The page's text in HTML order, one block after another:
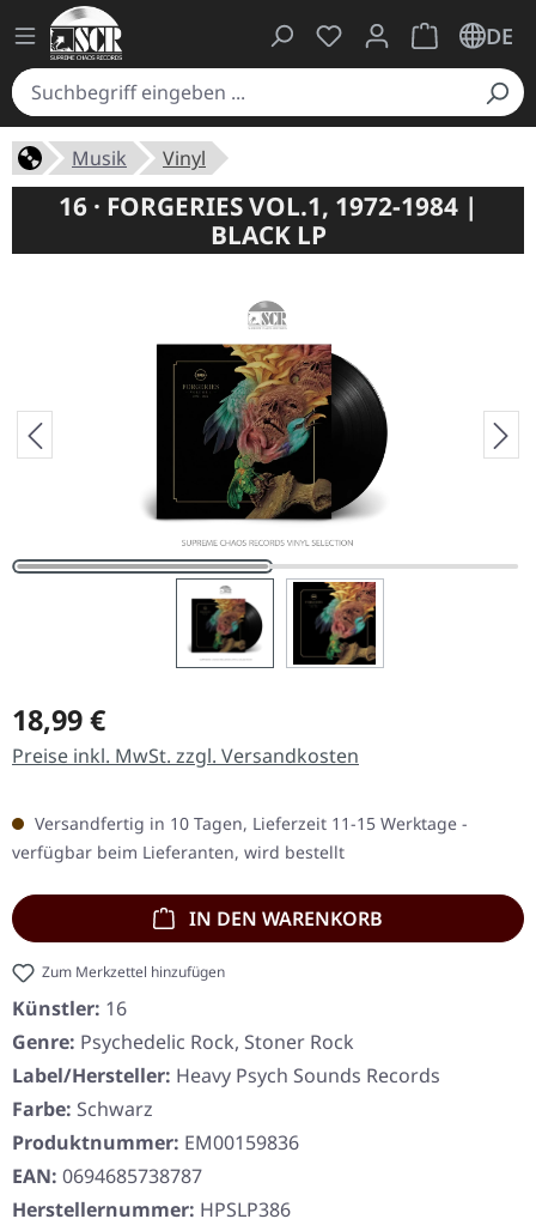
Du hast 0 Produkte
Warenkorb
DE
Musik Vinyl
16 · FORGERIES VOL.1, 1972-1984 |
BLACK LP
Regulärer Preis:
18,99 €
Preise inkl. MwSt. zzgl. Versandkosten
Versandfertig in 10 Tagen, Lieferzeit 11-15 Werktage -
verfügbar beim Lieferanten, wird bestellt
IN DEN WARENKORB
Zum Merkzettel hinzufügen
Künstler: 16
Genre: Psychedelic Rock, Stoner Rock
Label/Hersteller: Heavy Psych Sounds Records
Farbe: Schwarz
Produktnummer: EM00159836
EAN: 0694685738787
Herstellernummer: HPSLP386